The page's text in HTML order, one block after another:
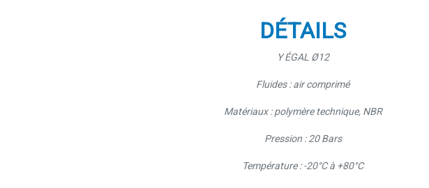
DÉTAILS
Y ÉGAL Ø12
Fluides : air comprimé
Matériaux : polymère technique, NBR
Pression : 20 Bars
Température : -20°C à +80°C